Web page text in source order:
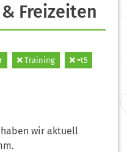
Freizeiten
Training =t5
haben wir aktuell